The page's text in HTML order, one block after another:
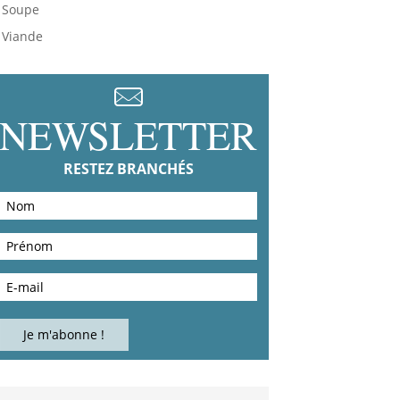
Soupe
Viande
NEWSLETTER
RESTEZ BRANCHÉS